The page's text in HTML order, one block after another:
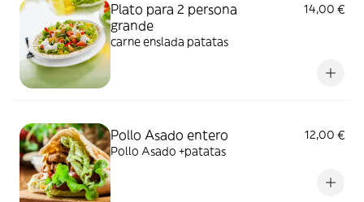
Plato para 2 persona
grande
14,00 €
carne enslada patatas
Pollo Asado entero
12,00 €
Pollo Asado +patatas